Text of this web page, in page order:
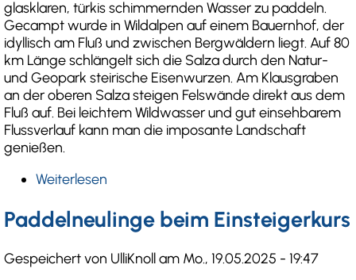
glasklaren, türkis schimmernden Wasser zu paddeln.
Gecampt wurde in Wildalpen auf einem Bauernhof, der
idyllisch am Fluß und zwischen Bergwäldern liegt. Auf 80
km Länge schlängelt sich die Salza durch den Natur-
und Geopark steirische Eisenwurzen. Am Klausgraben
an der oberen Salza steigen Felswände direkt aus dem
Fluß auf. Bei leichtem Wildwasser und gut einsehbarem
Flussverlauf kann man die imposante Landschaft
genießen.
Weiterlesen
reines
Vergnügen
Paddelneulinge beim Einsteigerkurs
Gespeichert von UlliKnollam Mo., 19.05.2025 - 19:47